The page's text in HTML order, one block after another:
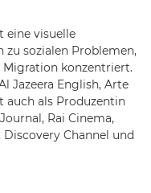
eine visuelle
zu sozialen Problemen,
konzentriert.
Jazeera English, Arte
auch als Produzentin
Rai Cinema,
Discovery Channel und